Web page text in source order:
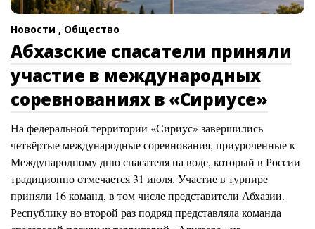
Новости , Общество
Абхазские спасатели приняли
участие в международных
соревнованиях в «Сириусе»
На федеральной территории «Сириус» завершились
четвёртые международные соревнования, приуроченные к
Международному дню спасателя на воде, который в России
традиционно отмечается 31 июля. Участие в турнире
приняли 16 команд, в том числе представители Абхазии.
Республику во второй раз подряд представляла команда